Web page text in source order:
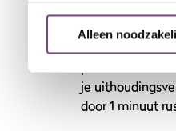
Alleen
Wil je nog meer
periodes van
je
door 1 minuut